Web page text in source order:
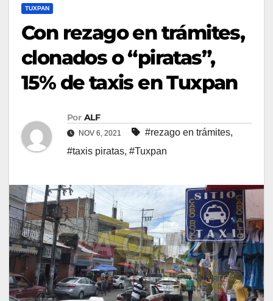
TUXPAN
Con rezago en trámites,
clonados o “piratas”,
15% de taxis en Tuxpan
Por ALF
NOV 6, 2021 #rezago en trámites,
#taxis piratas, #Tuxpan